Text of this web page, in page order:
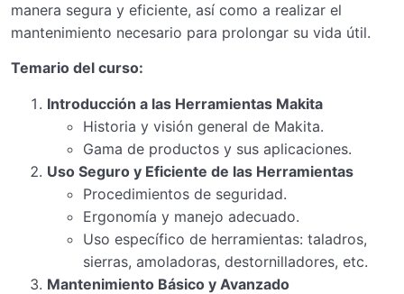
manera segura y eficiente, así como a realizar el
mantenimiento necesario para prolongar su vida útil.
Temario del curso:
Introducción a las Herramientas Makita
Historia y visión general de Makita.
Gama de productos y sus aplicaciones.
Uso Seguro y Eficiente de las Herramientas
Procedimientos de seguridad.
Ergonomía y manejo adecuado.
Uso específico de herramientas: taladros,
sierras, amoladoras, destornilladores, etc.
Mantenimiento Básico y Avanzado